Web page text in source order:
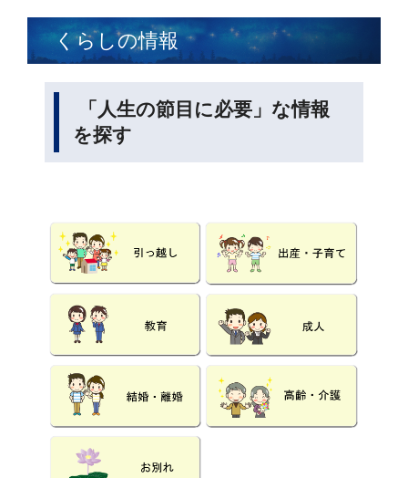
くらしの情報
「人生の節目に必要」な情報
を探す